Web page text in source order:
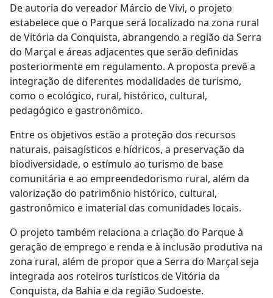
De autoria do vereador Márcio de Vivi, o projeto
estabelece que o Parque será localizado na zona rural
de Vitória da Conquista, abrangendo a região da Serra
do Marçal e áreas adjacentes que serão definidas
posteriormente em regulamento. A proposta prevê a
integração de diferentes modalidades de turismo,
como o ecológico, rural, histórico, cultural,
pedagógico e gastronômico.
Entre os objetivos estão a proteção dos recursos
naturais, paisagísticos e hídricos, a preservação da
biodiversidade, o estímulo ao turismo de base
comunitária e ao empreendedorismo rural, além da
valorização do patrimônio histórico, cultural,
gastronômico e imaterial das comunidades locais.
O projeto também relaciona a criação do Parque à
geração de emprego e renda e à inclusão produtiva na
zona rural, além de propor que a Serra do Marçal seja
integrada aos roteiros turísticos de Vitória da
Conquista, da Bahia e da região Sudoeste.